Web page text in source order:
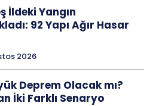
İldeki Yangın
92 Yapı Ağır Hasar
2026
Deprem Olacak mı?
İki Farklı Senaryo